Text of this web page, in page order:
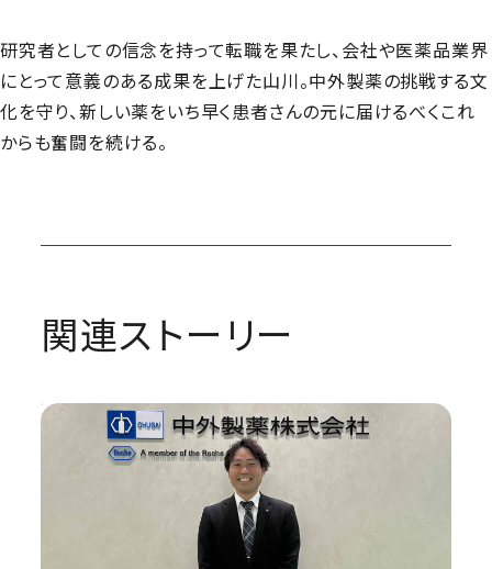
研究者としての信念を持って転職を果たし、会社や医薬品業界
にとって意義のある成果を上げた山川。中外製薬の挑戦する文
化を守り、新しい薬をいち早く患者さんの元に届けるべくこれ
からも奮闘を続ける。
関連ストーリー